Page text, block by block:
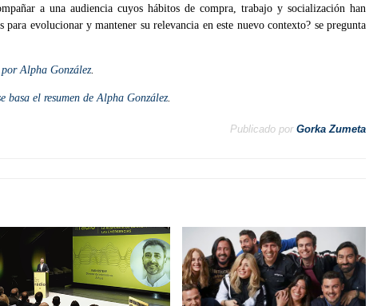
a una audiencia cuyos hábitos de compra, trabajo y socialización han
para evolucionar y mantener su relevancia en este nuevo contexto? se pregunta
Alpha González.
basa el resumen de Alpha González.
Publicado por Gorka Zumeta